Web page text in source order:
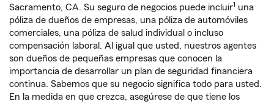
Sacramento, CA. Su seguro de negocios puede incluir1 una
póliza de dueños de empresas, una póliza de automóviles
comerciales, una póliza de salud individual o incluso
compensación laboral. Al igual que usted, nuestros agentes
son dueños de pequeñas empresas que conocen la
importancia de desarrollar un plan de seguridad financiera
continua. Sabemos que su negocio significa todo para usted.
En la medida en que crezca, asegúrese de que tiene los